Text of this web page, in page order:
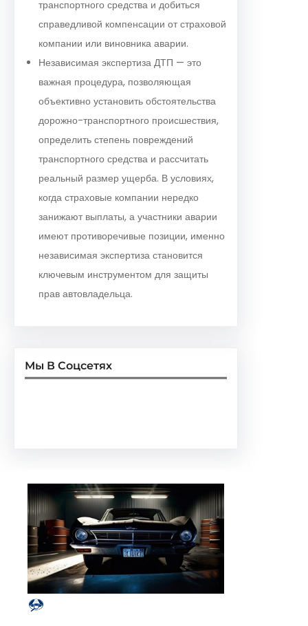
транспортного средства и добиться
справедливой компенсации от страховой
компании или виновника аварии.
Независимая экспертиза ДТП — это
важная процедура, позволяющая
объективно установить обстоятельства
дорожно-транспортного происшествия,
определить степень повреждений
транспортного средства и рассчитать
реальный размер ущерба. В условиях,
когда страховые компании нередко
занижают выплаты, а участники аварии
имеют противоречивые позиции, именно
независимая экспертиза становится
ключевым инструментом для защиты
прав автовладельца.
Мы В Соцсетях